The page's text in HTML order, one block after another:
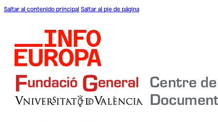
Saltar al contenido principal Saltar al pie de página